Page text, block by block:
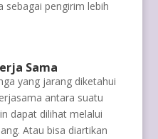
sebagai pengirim lebih
Sama
yang jarang diketahui
antara suatu
dapat dilihat melalui
Atau bisa diartikan